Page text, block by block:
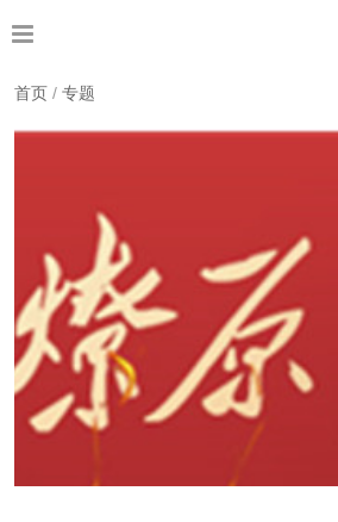
首页 / 专题